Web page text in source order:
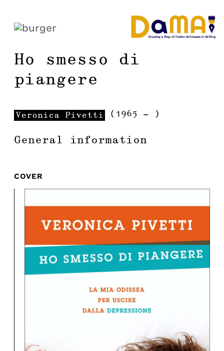
Ho smesso di
piangere
Veronica Pivetti ( 1965 - )
General information
COVER